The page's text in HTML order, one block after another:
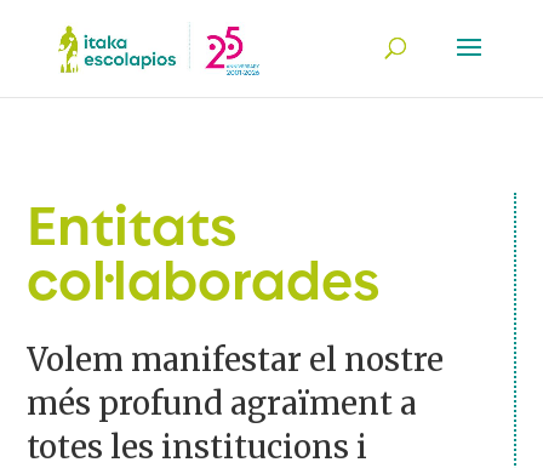
Entitats
col·laborades
Volem manifestar el nostre
més profund agraïment a
totes les institucions i